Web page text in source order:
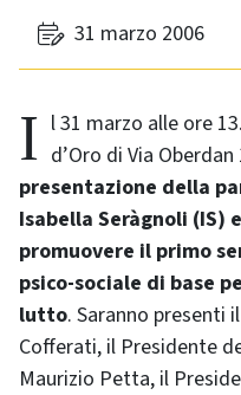
31 marzo 2006
Il 31 marzo alle ore 13.00, presso l’Hotel Corona d’Oro di Via
presentazione della
Isabella Seràgnoli (IS)
promuovere il primo
psico-sociale di base
lutto. Saranno presenti
Cofferati, il Presidente
Maurizio Petta, il